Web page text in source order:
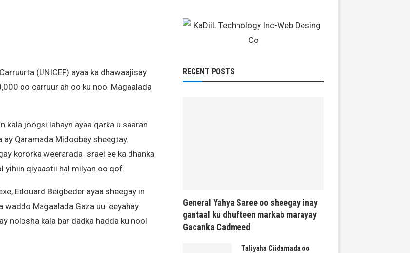
(UNICEF) ayaa ka dhawaajisay
oo carruur ah oo ku nool Magaalada
kala joogsi lahayn ayaa qarka u saaran
Qaramada Midoobey sheegtay.
kororka weerarada Israel ee ka dhanka
yihiin qiyaastii hal milyan oo qof.
Edouard Beigbeder ayaa sheegay in
Magaalada Gaza uu leeyahay
nolosha kala bar dadka hadda ku nool
RECENT POSTS
General Yahya Saree oo sheegay inay
gantaal ku dhufteen markab marayay
Gacanka Cadmeed
Taliyaha Ciidamada oo